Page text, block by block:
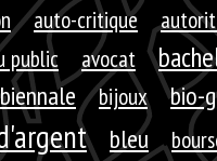
auto-critique
public avocat
biennale bijoux bio-
bleu